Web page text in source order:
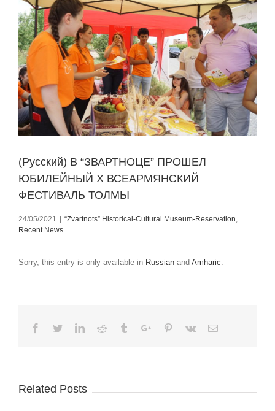
Image
(Русский) В “ЗВАРТНОЦЕ” ПРОШЕЛ
ЮБИЛЕЙНЫЙ Х ВСЕАРМЯНСКИЙ
ФЕСТИВАЛЬ ТОЛМЫ
24/05/2021 “Zvartnots” Historical-Cultural Museum-Reservation,
Recent News
Sorry, this entry is only available in Russian and Amharic.
Facebook
TwitterLinkedinReddit TumblrGoogle+Pinterest
Vk Email
Related Posts